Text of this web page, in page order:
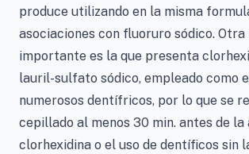
produce utilizando en la misma
asociaciones con fluoruro sódico.
importante es la que presenta
lauril-sulfato sódico, empleado como
numerosos dentífricos, por lo que se
cepillado al menos 30 min. antes de
clorhexidina o el uso de dentíficos sin